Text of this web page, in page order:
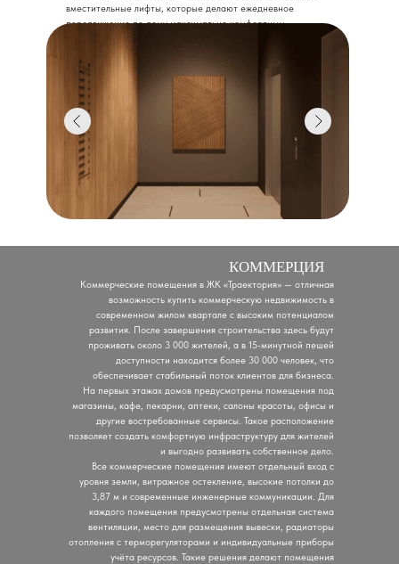
вместительные лифты, которые делают ежедневное
передвижение по дому максимально комфортным.
Коммерческие помещения в ЖК «Траектория» — отличная
возможность купить коммерческую недвижимость в
современном жилом квартале с высоким потенциалом
развития. После завершения строительства здесь будут
проживать около 3 000 жителей, а в 15-минутной пешей
доступности находится более 30 000 человек, что
обеспечивает стабильный поток клиентов для бизнеса.
На первых этажах домов предусмотрены помещения под
магазины, кафе, пекарни, аптеки, салоны красоты, офисы и
другие востребованные сервисы. Такое расположение
позволяет создать комфортную инфраструктуру для жителей
и выгодно развивать собственное дело.
Все коммерческие помещения имеют отдельный вход с
уровня земли, витражное остекление, высокие потолки до
3,87 м и современные инженерные коммуникации. Для
каждого помещения предусмотрены отдельная система
вентиляции, место для размещения вывески, радиаторы
отопления с терморегуляторами и индивидуальные приборы
учёта ресурсов. Такие решения делают помещения
КОММЕРЦИЯ